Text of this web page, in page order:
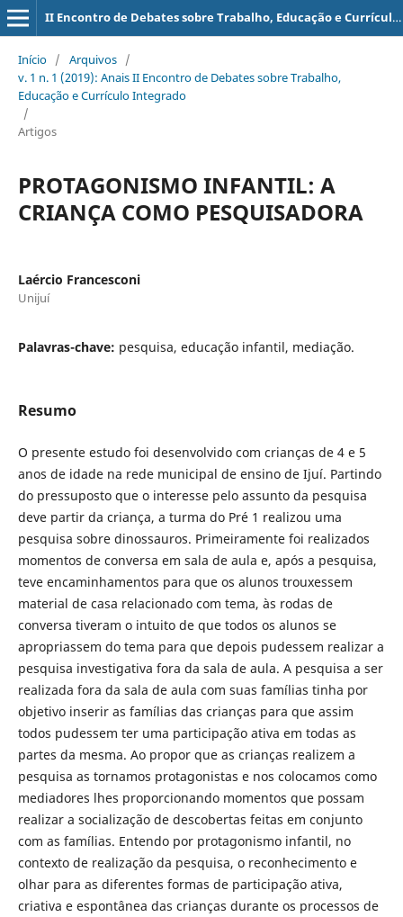
II Encontro de Debates sobre Trabalho, Educação e Currículo Integrado
Início / Arquivos /
v. 1 n. 1 (2019): Anais II Encontro de Debates sobre Trabalho,
Educação e Currículo Integrado
/
Artigos
PROTAGONISMO INFANTIL: A
CRIANÇA COMO PESQUISADORA
Laércio Francesconi
Unijuí
Palavras-chave: pesquisa, educação infantil, mediação.
Resumo
O presente estudo foi desenvolvido com crianças de 4 e 5
anos de idade na rede municipal de ensino de Ijuí. Partindo
do pressuposto que o interesse pelo assunto da pesquisa
deve partir da criança, a turma do Pré 1 realizou uma
pesquisa sobre dinossauros. Primeiramente foi realizados
momentos de conversa em sala de aula e, após a pesquisa,
teve encaminhamentos para que os alunos trouxessem
material de casa relacionado com tema, às rodas de
conversa tiveram o intuito de que todos os alunos se
apropriassem do tema para que depois pudessem realizar a
pesquisa investigativa fora da sala de aula. A pesquisa a ser
realizada fora da sala de aula com suas famílias tinha por
objetivo inserir as famílias das crianças para que assim
todos pudessem ter uma participação ativa em todas as
partes da mesma. Ao propor que as crianças realizem a
pesquisa as tornamos protagonistas e nos colocamos como
mediadores lhes proporcionando momentos que possam
realizar a socialização de descobertas feitas em conjunto
com as famílias. Entendo por protagonismo infantil, no
contexto de realização da pesquisa, o reconhecimento e
olhar para as diferentes formas de participação ativa,
criativa e espontânea das crianças durante os processos de